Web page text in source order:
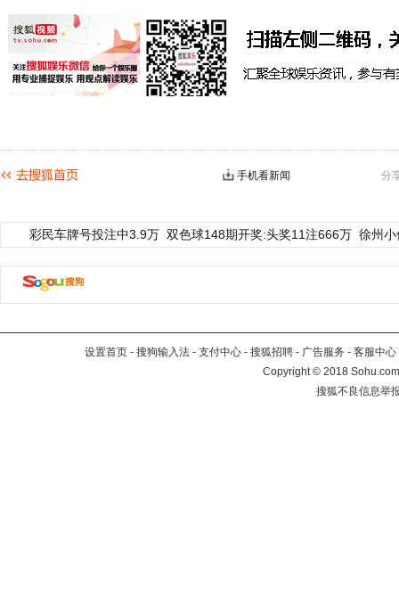
分
手机看新闻
彩民车牌号投注中3.9万 双色球148期开奖:头奖11注666万 徐州
设置首页 - 搜狗输入法 - 支付中心 - 搜狐招聘 - 广告服务 - 客服中心
Copyright©2018
搜狐不良信息举